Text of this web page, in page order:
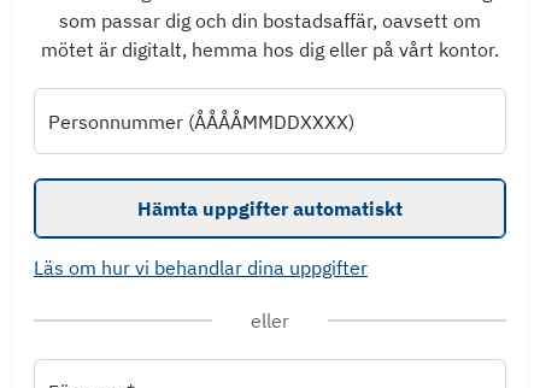
som passar dig och din bostadsaffär, oavsett om
mötet är digitalt, hemma hos dig eller på vårt kontor.
Personnummer (ÅÅÅÅMMDDXXXX)
Hämta uppgifter automatiskt
Läs om hur vi behandlar dina uppgifter
eller